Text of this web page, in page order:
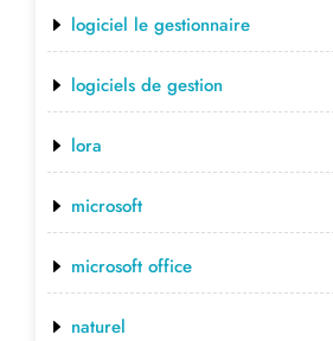
logiciel le gestionnaire
logiciels de gestion
lora
microsoft
microsoft office
naturel